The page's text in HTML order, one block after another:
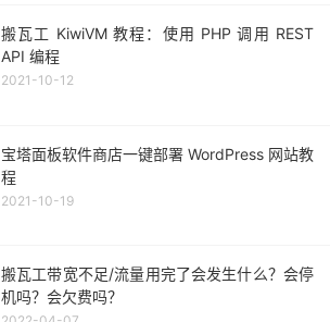
搬瓦工 KiwiVM 教程：使用 PHP 调用 REST
API 编程
2021-10-12
宝塔面板软件商店一键部署 WordPress 网站教
程
2021-10-19
搬瓦工带宽不足/流量用完了会发生什么？会停
机吗？会欠费吗？